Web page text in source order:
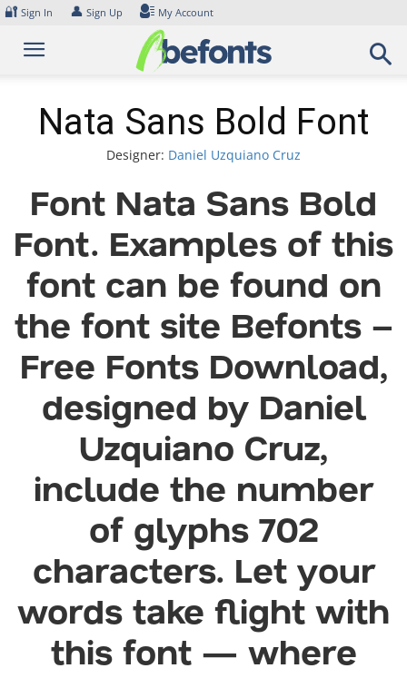
Skip
content
🔐 Sign In 👤 Sign Up My Account
Nata Sans Bold Font
Designer: Daniel Uzquiano Cruz
Font Nata Sans Bold
Font. Examples of this
font can be found on
the font site Befonts –
Free Fonts Download,
designed by Daniel
Uzquiano Cruz,
include the number
of glyphs 702
characters. Let your
words take flight with
this font — where